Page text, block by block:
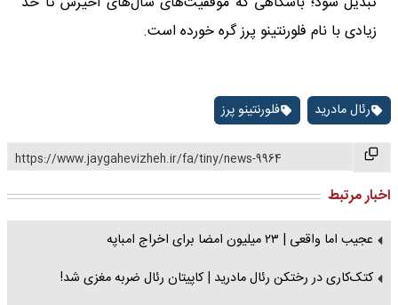
زیادی با نام فلورنتینو پرز گره خورده است.
رئال مادرید فلورنتینو پرز
https://www.jaygahevizheh.ir/fa/tiny/news-9964
اخبار مرتبط
عجیب اما واقعی | ۲۳ میلیون امضا برای اخراج امباپه
کتک‌کاری در رختکن رئال مادرید | کاپیتان رئال ضربه مغزی شد!